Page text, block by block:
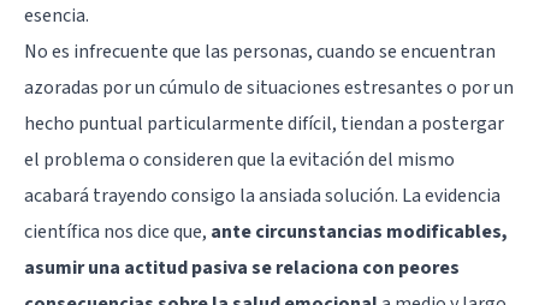
esencia.
No es infrecuente que las personas, cuando se encuentran
azoradas por un cúmulo de situaciones estresantes o por un
hecho puntual particularmente difícil, tiendan a postergar
el problema o consideren que la evitación del mismo
acabará trayendo consigo la ansiada solución. La evidencia
científica nos dice que, ante circunstancias modificables,
asumir una actitud pasiva se relaciona con peores